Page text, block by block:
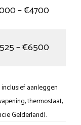
– €4700
– €6500
aanleggen
thermostaat,
Gelderland).